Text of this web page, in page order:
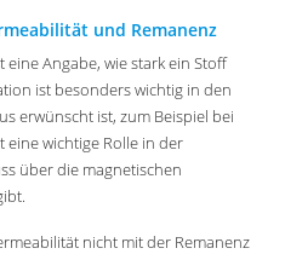
und Remanenz
Angabe, wie stark ein Stoff
ist besonders wichtig in den
erwünscht ist, zum Beispiel bei
eine wichtige Rolle in der
über die magnetischen
nicht mit der Remanenz